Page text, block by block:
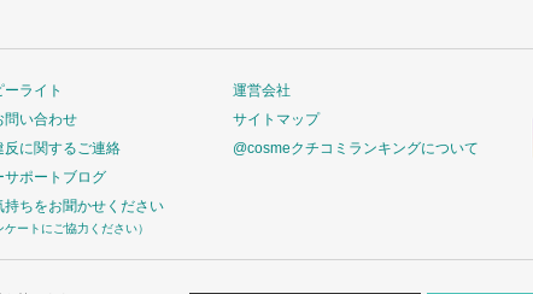
ライト
問い合わせ
反に関するご連絡
サポートブログ
持ちをお聞かせください
ケートにご協力ください）
運営会社
サイトマップ
@cosmeクチコミランキングについて